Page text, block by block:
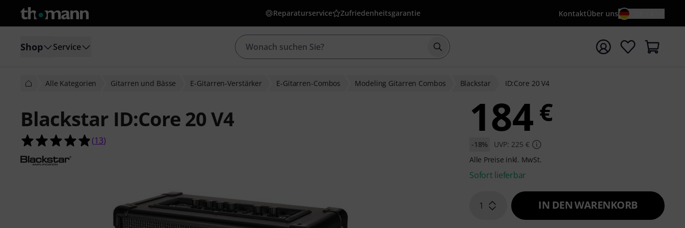
Reparaturservice Zufriedenheitsgarantie KontaktÜber uns
Shop Service Suche mit Suchwort {searchTerm} starten
Alle Kategorien Gitarren und Bässe E-Gitarren-Verstärker E-Gitarren-Combos Modeling Gitarren Combos Blackstar ID:Core 20 V4
Blackstar ID:Core 20 V4
4.8 von 5 Sternen aus 13 Kundenbewertungen
(13) 184 €
-18%
UVP: 225 €
Alle Preise inkl. MwSt.
Sofort lieferbar
1 IN DEN WARENKORB